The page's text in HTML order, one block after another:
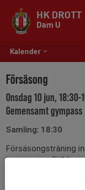
Kalender
HK DROTT
Dam U
Försäsong
Onsdag 10 jun, 18:30-
Gemensamt gympass
Samling: 18:30
Försäsongsträning
i gymmet — GYM